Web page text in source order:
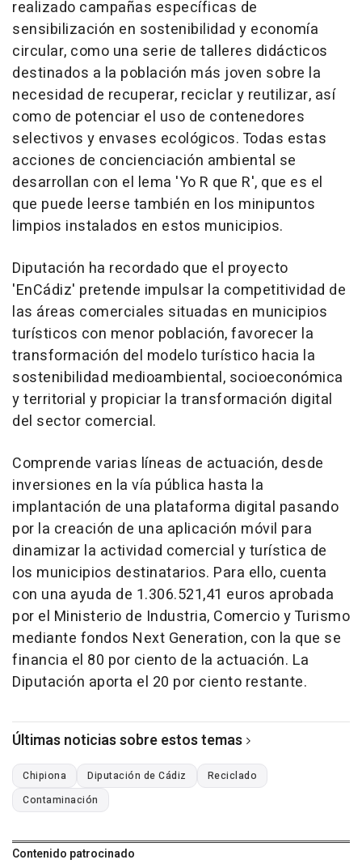
realizado campañas específicas de
sensibilización en sostenibilidad y economía
circular, como una serie de talleres didácticos
destinados a la población más joven sobre la
necesidad de recuperar, reciclar y reutilizar, así
como de potenciar el uso de contenedores
selectivos y envases ecológicos. Todas estas
acciones de concienciación ambiental se
desarrollan con el lema 'Yo R que R', que es el
que puede leerse también en los minipuntos
limpios instalados en estos municipios.
Diputación ha recordado que el proyecto
'EnCádiz' pretende impulsar la competitividad de
las áreas comerciales situadas en municipios
turísticos con menor población, favorecer la
transformación del modelo turístico hacia la
sostenibilidad medioambiental, socioeconómica
y territorial y propiciar la transformación digital
del sector comercial.
Comprende varias líneas de actuación, desde
inversiones en la vía pública hasta la
implantación de una plataforma digital pasando
por la creación de una aplicación móvil para
dinamizar la actividad comercial y turística de
los municipios destinatarios. Para ello, cuenta
con una ayuda de 1.306.521,41 euros aprobada
por el Ministerio de Industria, Comercio y Turismo
mediante fondos Next Generation, con la que se
financia el 80 por ciento de la actuación. La
Diputación aporta el 20 por ciento restante.
Últimas noticias sobre estos temas
Chipiona Diputación de Cádiz
Reciclado
Contaminación
Contenido patrocinado